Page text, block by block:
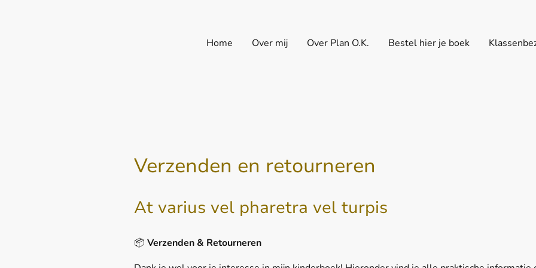
Home Over mij Over Plan O.K. Bestel hier je boek
Verzenden en retourneren
At varius vel pharetra vel turpis
📦 Verzenden & Retourneren